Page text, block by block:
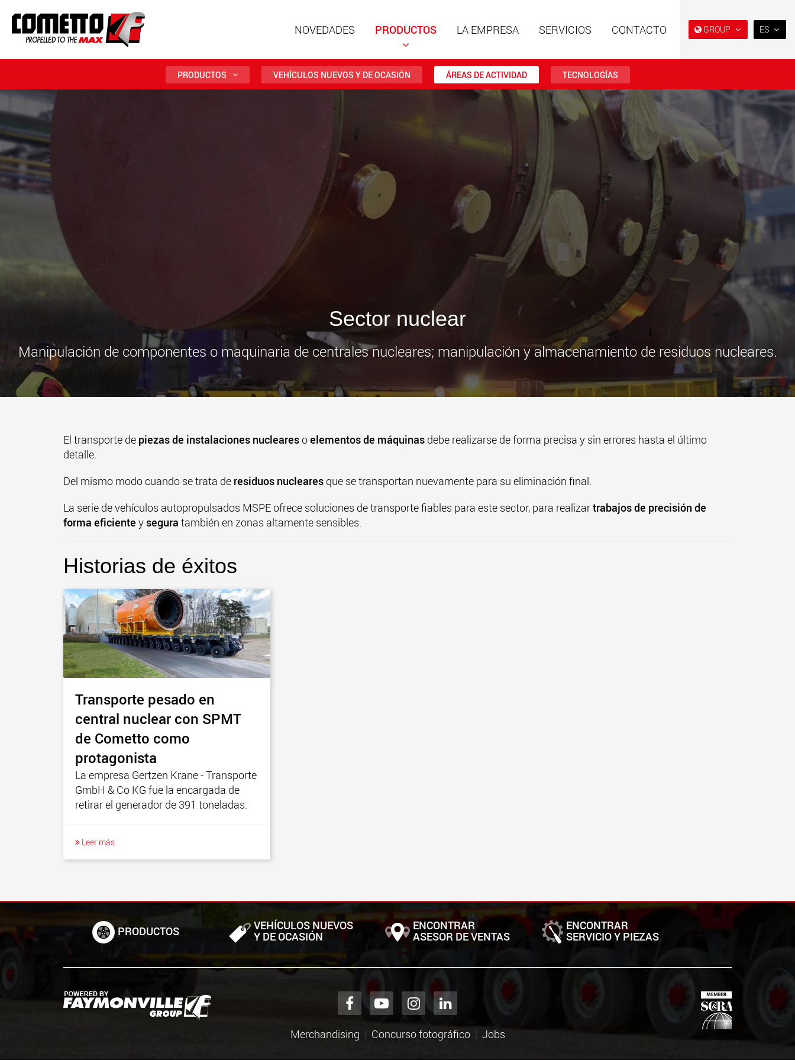
GROUP
Remolques especiales con
estructura modular para
cargas útiles de 15 t a 123 t
Remolques especiales,
estadounidense
www.maxtrailer.us
Remolques especiales para
cargas útiles desde 20 t
hasta 500 t
www.faymonville.com
Vehículos eléctricos a batería
www.morello.eu.com
Vehículos de transporte
eléctricos para clases de
carga más ligeras en EE. UU
www.morello.us.com
SPMT y vehículos
industriales para cargas
útiles de hasta 25.000 t y
más
www.cometto.com
ES
IT
NOVEDADES PRODUCTOS LA EMPRESA SERVICIOS CONTACTO
PRODUCTOS VEHÍCULOS NUEVOS Y DE OCASIÓN ÁREAS DE ACTIVIDAD TECNOLOGÍAS
Sector nuclear
Manipulación de componentes o maquinaria de centrales nucleares; manipulación y almacenamiento de residuos nucleares.
El transporte de piezas de instalaciones nuclearesoelementos de máquinas debe realizarse de forma precisa y sin errores hasta el último
detalle.
Del mismo modo cuando se trata de residuos nucleares que se transportan nuevamente para su eliminación final.
La serie de vehículos autopropulsados MSPE ofrece soluciones de transporte fiables para este sector, para realizartrabajos de precisión de
forma eficiente ysegura también en zonas altamente sensibles.
Historias de éxitos
Transporte pesado en
central nuclear con SPMT
de Cometto como
protagonista
La empresa Gertzen Krane - Transporte
GmbH & Co KG fue la encargada de
retirar el generador de 391 toneladas.
Leer más
PRODUCTOS VEHÍCULOS NUEVOS
Y DE OCASIÓN
ENCONTRAR
ASESOR DE VENTAS
ENCONTRAR
SERVICIO Y PIEZAS
Merchandising Concurso fotográfico Jobs